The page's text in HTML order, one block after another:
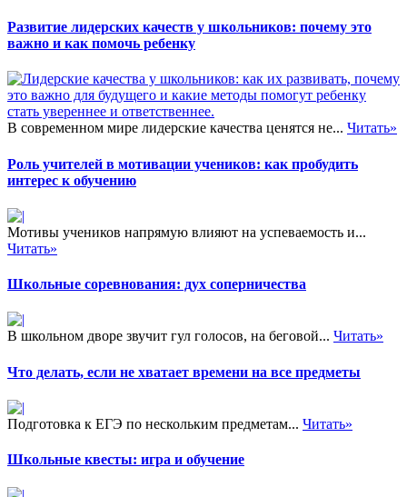
Развитие лидерских качеств у школьников: почему это
важно и как помочь ребенку
В современном мире лидерские качества ценятся не... Читать»
Роль учителей в мотивации учеников: как пробудить
интерес к обучению
Мотивы учеников напрямую влияют на успеваемость и...
Читать»
Школьные соревнования: дух соперничества
В школьном дворе звучит гул голосов, на беговой... Читать»
Что делать, если не хватает времени на все предметы
Подготовка к ЕГЭ по нескольким предметам... Читать»
Школьные квесты: игра и обучение